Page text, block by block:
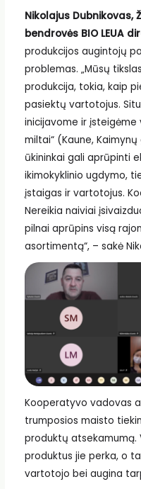
Nikolajus Dubnikovas,
bendrovės BIO LEUA
produkcijos augintojų
problemas. „Mūsų
produkcija, tokia, kaip
pasiektų vartotojus.
inicijavome ir įsteigėme
miltai“ (Kaune,
ūkininkai gali aprūpinti
ikimokyklinio ugdymo,
įstaigas ir vartotojus.
Nereikia naiviai
pilnai aprūpins visą
asortimentą“, – sakė
Kooperatyvo vadovas
trumposios maisto
produktų atsekamumą.
produktus jie perka, o
vartotojo bei augina